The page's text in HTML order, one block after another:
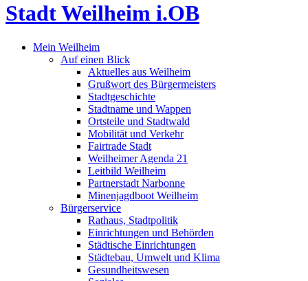
Stadt Weilheim i.OB
Mein Weilheim
Auf einen Blick
Aktuelles aus Weilheim
Grußwort des Bürgermeisters
Stadtgeschichte
Stadtname und Wappen
Ortsteile und Stadtwald
Mobilität und Verkehr
Fairtrade Stadt
Weilheimer Agenda 21
Leitbild Weilheim
Partnerstadt Narbonne
Minenjagdboot Weilheim
Bürgerservice
Rathaus, Stadtpolitik
Einrichtungen und Behörden
Städtische Einrichtungen
Städtebau, Umwelt und Klima
Gesundheitswesen